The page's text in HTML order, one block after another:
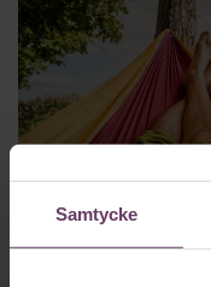
Samtycke
Chefboken
Smart lyssning